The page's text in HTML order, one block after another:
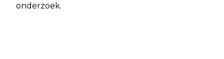
onderzoek.